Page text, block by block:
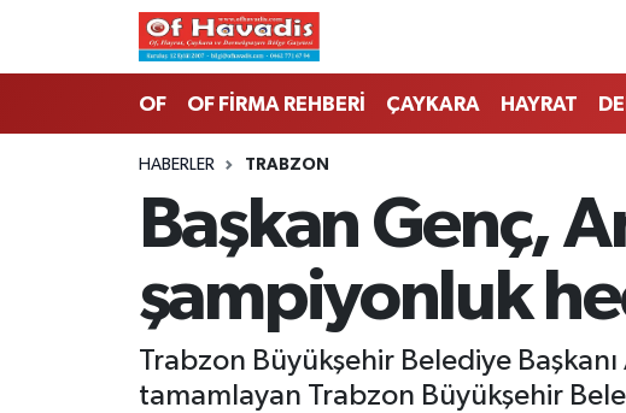
OF OF FİRMA REHBERİ ÇAYKARA HAYRAT
HABERLER TRABZON
Başkan Genç,
şampiyonluk
Trabzon Büyükşehir Belediye
tamamlayan Trabzon Büyükşehir
Trabzon Nöbetçi Eczaneler
Trabzon Namaz Vakitleri
Trabzon Trafik Yoğunluk Haritası
Süper Lig Puan Durumu ve Fikstür
Tüm Manşetler